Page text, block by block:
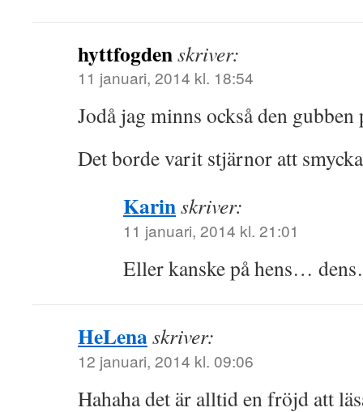
hyttfogdenskriver:
11 januari, 2014 kl. 18:54
Jodå jag minns också den gubben
Det borde varit stjärnor att
Karinskriver:
11 januari, 2014 kl. 21:01
Eller kanske på hens…
HeLenaskriver:
12 januari, 2014 kl. 09:06
Hahaha det är alltid en fröjd att